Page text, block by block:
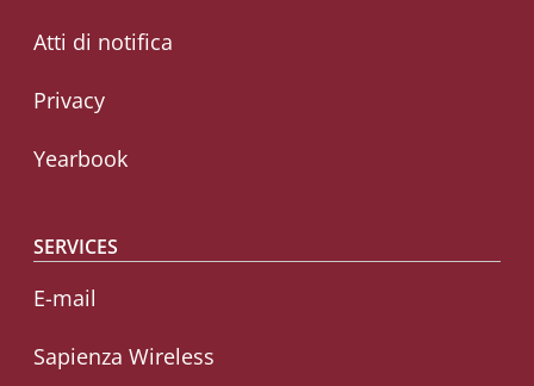
Atti di notifica
Privacy
Yearbook
SERVICES
E-mail
Sapienza Wireless